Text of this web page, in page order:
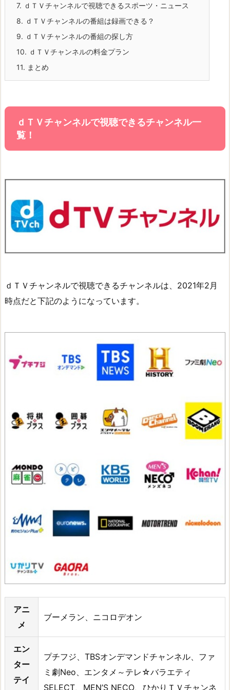
7. ｄＴＶチャンネルで視聴できるスポーツ・ニュース
8. ｄＴＶチャンネルの番組は録画できる？
9. ｄＴＶチャンネルの番組の探し方
10. ｄＴＶチャンネルの料金プラン
11. まとめ
ｄＴＶチャンネルで視聴できるチャンネル一
覧！
ｄＴＶチャンネルで視聴できるチャンネルは、2021年2月
時点だと下記のようになっています。
アニ
メ
ブーメラン、ニコロデオン
エン
ター
テイ
プチフジ、TBSオンデマンドチャンネル、ファ
ミ劇Neo、エンタメ～テレ☆バラエティ
SELECT、MEN’S NECO、ひかりＴＶチャンネ